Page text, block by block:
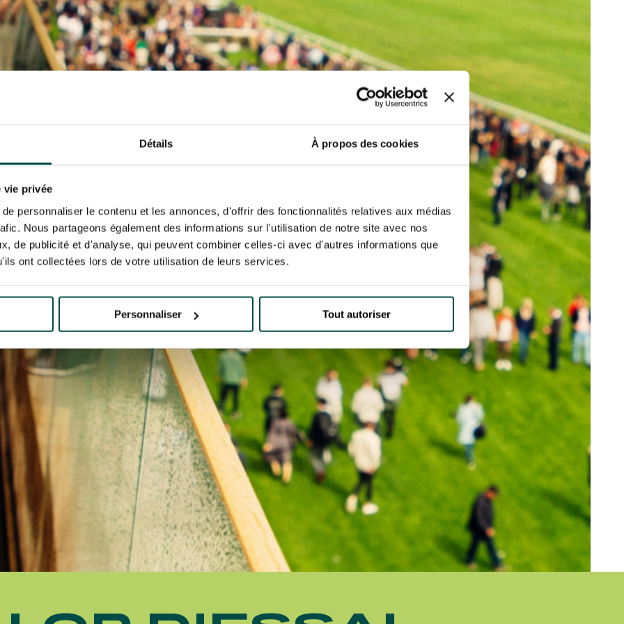
Détails À propos des cookies
vie privée
personnaliser le contenu et les annonces, d'offrir des fonctionnalités relatives aux médias
Nous partageons également des informations sur l'utilisation de notre site avec nos
de publicité et d'analyse, qui peuvent combiner celles-ci avec d'autres informations que
ont collectées lors de votre utilisation de leurs services.
Personnaliser Tout autoriser
- 14TH JULY
PARTY - CYGAMES GRAND
- 14TH JULY
SUBSCRIBE
tracking pixel to track email opens and tailor their content and frequency. I can opt out at any time using the “Manage my
France Galop to store and process your email address in order to send you its newsletters as well as information
at any time by using the “unsubscribe” link displayed in the newsletter.Find out more about how your data and